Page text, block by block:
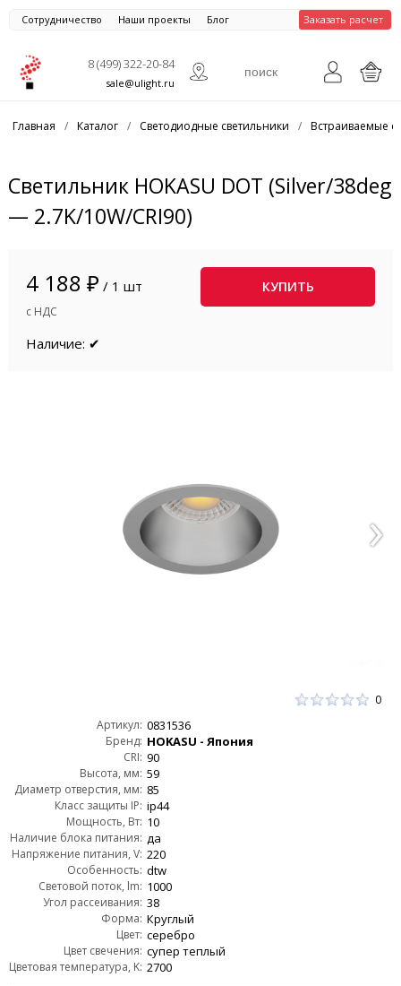
Сотрудничество Наши проекты Блог Заказать расчет
8 (499) 322-20-84
sale@ulight.ru
Главная / Каталог / Светодиодные светильники / Встраиваемые
Светильник HOKASU DOT (Silver/38deg
— 2.7K/10W/CRI90)
4 188 ₽ / 1 шт
с НДС
КУПИТЬ
Наличие: ✔
0
Артикул: 0831536
Бренд: HOKASU - Япония
CRI: 90
Высота, мм: 59
Диаметр отверстия, мм: 85
Класс защиты IP: ip44
Мощность, Вт: 10
Наличие блока питания: да
Напряжение питания, V: 220
Особенность: dtw
Световой поток, lm: 1000
Угол рассеивания: 38
Форма: Круглый
Цвет: серебро
Цвет свечения: супер теплый
Цветовая температура, K: 2700